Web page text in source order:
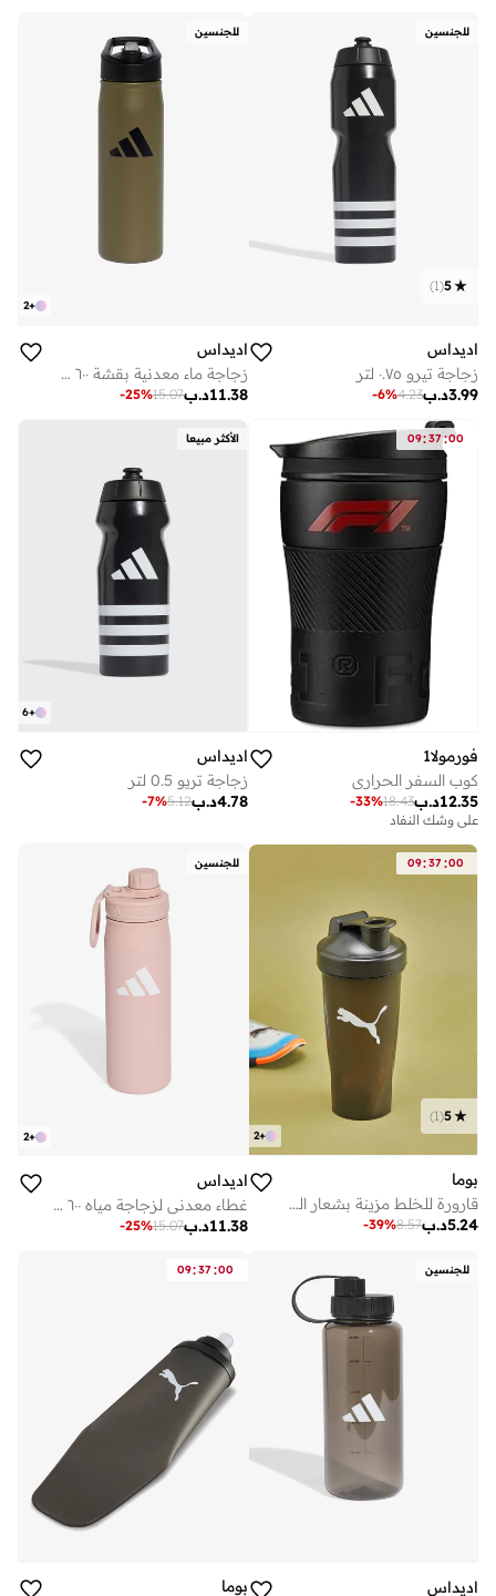
للجنسين
5
(
1
)
اديداس
زجاجة تيرو ٠.٧٥ لتر
د.ب3.99
4.23
-6%
للجنسين
+
2
اديداس
زجاجة ماء معدنية بقشة ٦٠٠ مل
د.ب11.38
15.07
-25%
09:37 :00
فورمولا1
كوب السفر الحراري
د.ب12.35
18.43
-33%
على وشك النفاد
الأكثر مبيعا
+
6
اديداس
زجاجة تريو 0.5 لتر
د.ب4.78
5.12
-7%
09:37 :00
+
2
5
(
1
)
بوما
قارورة للخلط مزينة بشعار الماركة
د.ب5.24
8.57
-39%
للجنسين
+
2
اديداس
غطاء معدني لزجاجة مياه ٦٠٠ مل
د.ب11.38
15.07
-25%
للجنسين
اديداس
09:37 :00
بوما